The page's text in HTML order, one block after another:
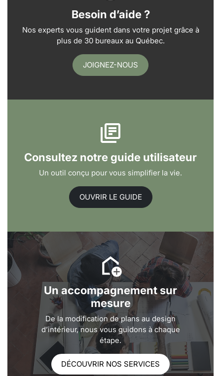
Besoin d’aide ?
Nos experts vous guident dans votre projet grâce à
plus de 30 bureaux au Québec.
JOIGNEZ-NOUS
Consultez notre guide utilisateur
Un outil conçu pour vous simplifier la vie.
OUVRIR LE GUIDE
Un accompagnement sur
mesure
De la modification de plans au design
d’intérieur, nous vous guidons à chaque
étape.
DÉCOUVRIR NOS SERVICES